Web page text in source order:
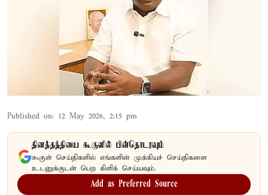
Published on: 12 May 2026, 2:15 pm
தினத்தந்தியை கூகுளில் பின்தொடரவும்
கூகுள் செய்திகளில் எங்களின் முக்கியச் செய்திகளை
உடனுக்குடன் பெற கிளிக் செய்யவும்.
Add as Preferred Source